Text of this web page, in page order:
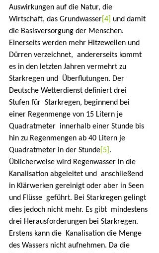
Auswirkungen auf die Natur, die
Wirtschaft, das Grundwasser [4]
und damit
die Basisversorgung der Menschen.
Einerseits werden mehr Hitzewellen und
Dürren verzeichnet,  andererseits kommt
es in den letzten Jahren vermehrt zu
Starkregen und  Überflutungen. Der
Deutsche Wetterdienst definiert drei
Stufen für  Starkregen, beginnend bei
einer Regenmenge von 15 Litern je
Quadratmeter  innerhalb einer Stunde bis
hin zu Regenmengen ab 40 Litern je
Quadratmeter in der Stunde [5] .
Üblicherweise wird Regenwasser in die
Kanalisation abgeleitet und  anschließend
in Klärwerken gereinigt oder aber in Seen
und Flüsse  geführt. Bei Starkregen gelingt
dies jedoch nicht mehr. Es gibt  mindestens
drei Herausforderungen bei Starkregen.
Erstens kann die  Kanalisation die Menge
des Wassers nicht aufnehmen. Da die